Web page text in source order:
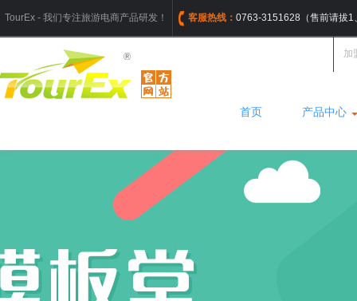
TourEx - 我们专注旅游电商产品研发！ 客服热线： 0763-3151628（售前请拔1
加
首页 产品中心